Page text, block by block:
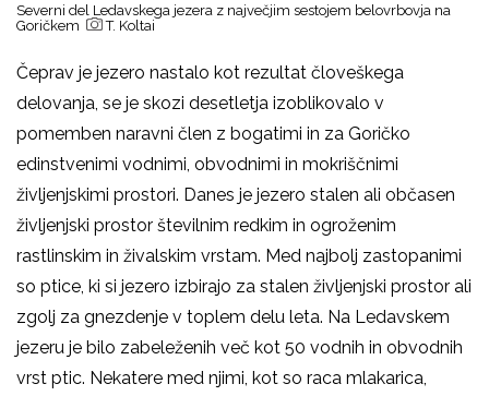
Severni del Ledavskega jezera z največjim sestojem belovrbovja na
Goričkem
T. Koltai
Čeprav je jezero nastalo kot rezultat človeškega
delovanja, se je skozi desetletja izoblikovalo v
pomemben naravni člen z bogatimi in za Goričko
edinstvenimi vodnimi, obvodnimi in mokriščnimi
življenjskimi prostori. Danes je jezero stalen ali občasen
življenjski prostor številnim redkim in ogroženim
rastlinskim in živalskim vrstam. Med najbolj zastopanimi
so ptice, ki si jezero izbirajo za stalen življenjski prostor ali
zgolj za gnezdenje v toplem delu leta. Na Ledavskem
jezeru je bilo zabeleženih več kot 50 vodnih in obvodnih
vrst ptic. Nekatere med njimi, kot so raca mlakarica,